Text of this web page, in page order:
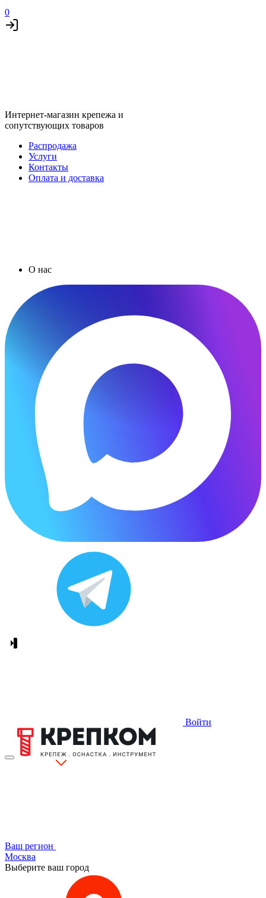
0
Интернет-магазин крепежа и
сопутствующих товаров
Распродажа
Услуги
Контакты
Оплата и доставка
О нас
Войти
Ваш регион
Москва
Выберите ваш город